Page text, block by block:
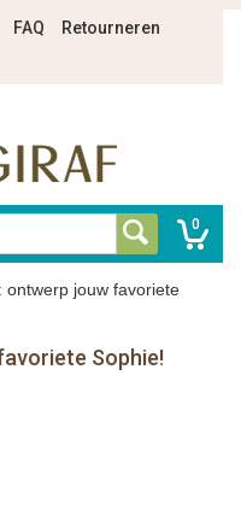
FAQ
Retourneren
0
ontwerp jouw favoriete
Sophie!